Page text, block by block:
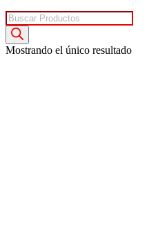
Búsqueda
de
productos
Mostrando el único resultado